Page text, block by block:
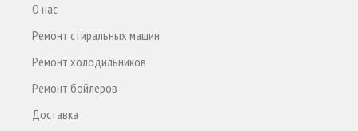
О нас
Ремонт стиральных машин
Ремонт холодильников
Ремонт бойлеров
Доставка